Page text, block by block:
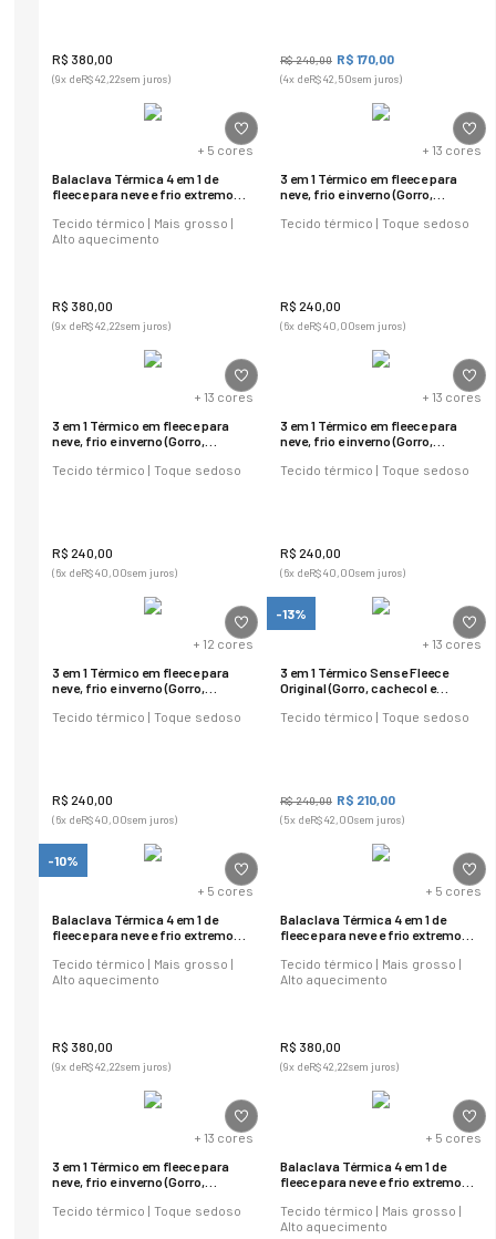
R$ 380 00
(9x deR$42,22sem juros)
R$240,00 R$ 170 00
(4x deR$42,50sem juros)
+ 5 cores
Balaclava Térmica 4 em 1 de
fleece para neve e frio extremo
Tecido térmico | Mais grosso |
Alto aquecimento
R$ 380 00
(9x deR$42,22sem juros)
+ 13 cores
3 em 1 Térmico em fleece para
neve, frio e inverno (Gorro,
Tecido térmico | Toque sedoso
R$ 240 00
(6x deR$40,00sem juros)
+ 13 cores
3 em 1 Térmico em fleece para
neve, frio e inverno (Gorro,
Tecido térmico | Toque sedoso
R$ 240 00
(6x deR$40,00sem juros)
+ 13 cores
3 em 1 Térmico em fleece para
neve, frio e inverno (Gorro,
Tecido térmico | Toque sedoso
R$ 240 00
(6x deR$40,00sem juros)
+ 12 cores
3 em 1 Térmico em fleece para
neve, frio e inverno (Gorro,
Tecido térmico | Toque sedoso
R$ 240 00
(6x deR$40,00sem juros)
-13%
+ 13 cores
3 em 1 Térmico Sense Fleece
Original (Gorro, cachecol e
Tecido térmico | Toque sedoso
R$240,00 R$ 210 00
(5x deR$42,00sem juros)
-10%
+ 5 cores
Balaclava Térmica 4 em 1 de
fleece para neve e frio extremo
Tecido térmico | Mais grosso |
Alto aquecimento
R$ 380 00
(9x deR$42,22sem juros)
+ 5 cores
Balaclava Térmica 4 em 1 de
fleece para neve e frio extremo
Tecido térmico | Mais grosso |
Alto aquecimento
R$ 380 00
(9x deR$42,22sem juros)
+ 13 cores
3 em 1 Térmico em fleece para
neve, frio e inverno (Gorro,
Tecido térmico | Toque sedoso
+ 5 cores
Balaclava Térmica 4 em 1 de
fleece para neve e frio extremo
Tecido térmico | Mais grosso |
Alto aquecimento